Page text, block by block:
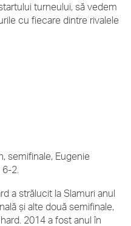
turneului, să vedem
cu fiecare dintre rivalele
semifinale, Eugenie
6-2.
a strălucit la Slamuri anul
și alte două semifinale,
2014 a fost anul în